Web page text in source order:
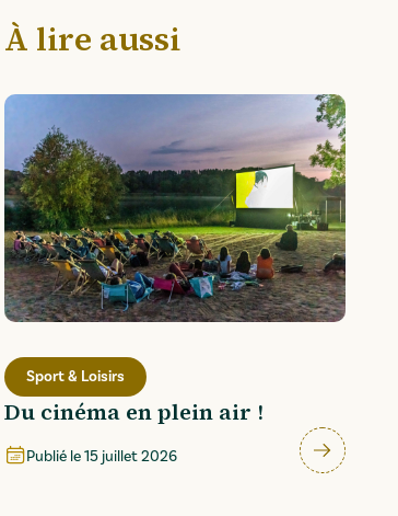
À lire aussi
Sport & Loisirs
Du cinéma en plein air !
Publié le15 juillet 2026